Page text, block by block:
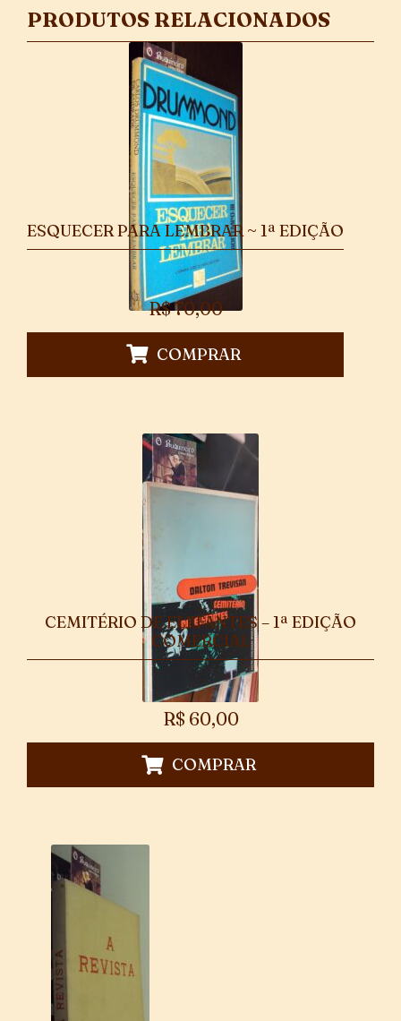
PRODUTOS RELACIONADOS
ESQUECER PARA LEMBRAR ~ 1ª EDIÇÃO
R$70,00
COMPRAR
CEMITÉRIO DE ELEFANTES – 1ª EDIÇÃO
COMERCIAL
R$ 60,00
COMPRAR